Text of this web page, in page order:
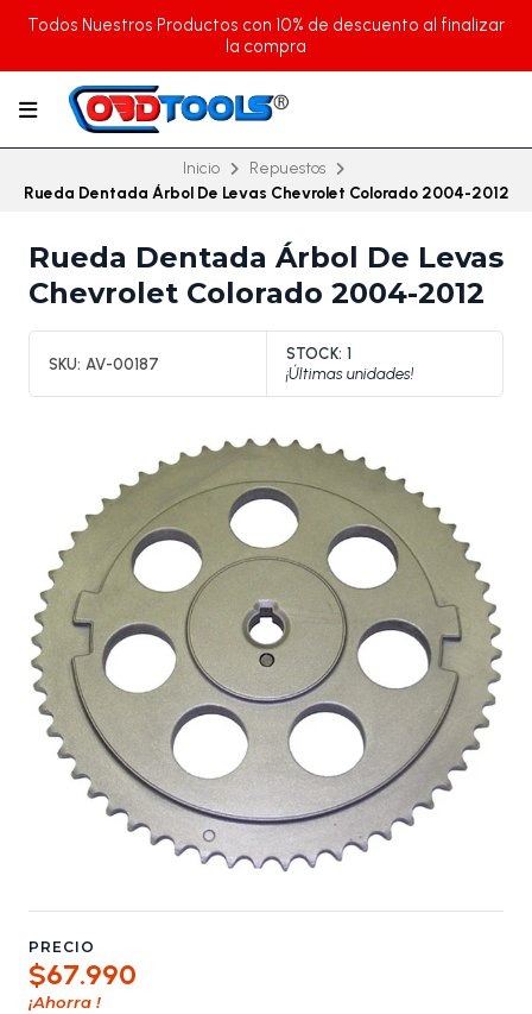
Todos Nuestros Productos con 10% de descuento al finalizar
la compra
Inicio
Repuestos
Rueda Dentada Árbol De Levas Chevrolet Colorado 2004-2012
Rueda Dentada Árbol De Levas
Chevrolet Colorado 2004-2012
SKU: AV-00187
STOCK: 1
¡Últimas unidades!
PRECIO
$67.990
¡Ahorra !